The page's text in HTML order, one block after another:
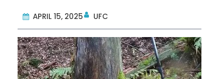
APRIL 15, 2025 UFC